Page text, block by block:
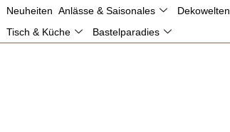
Neuheiten Anlässe & Saisonales Dekowelten
Tisch & Küche
Bastelparadies
SALE
0,00€